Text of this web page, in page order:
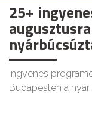
25+
Ingyenes
Budapesten a